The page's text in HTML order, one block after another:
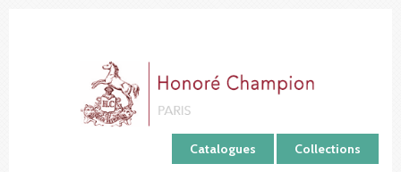
Catalogues Collections